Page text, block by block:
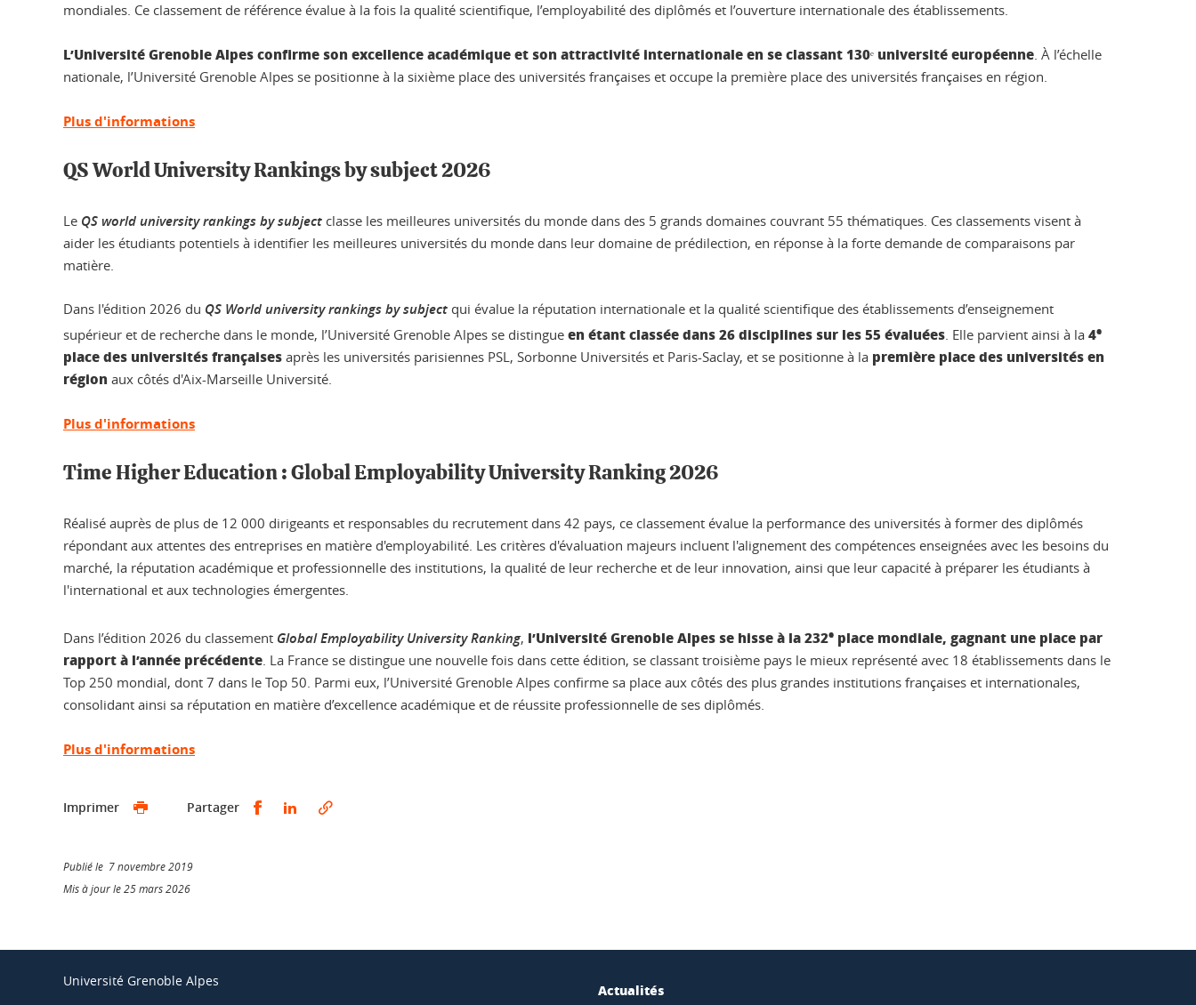
mondiales. Ce classement de référence évalue à la fois la qualité scientifique, l’employabilité des diplômés et l’ouverture internationale des établissements.
L’Université Grenoble Alpes confirme son excellence académique et son attractivité internationale en se classant 130ᵉ université européenne. À l’échelle
nationale, l’Université Grenoble Alpes se positionne à la sixième place des universités françaises et occupe la première place des universités françaises en région.
Plus d'informations
QS World University Rankings by subject 2026
Le QS world university rankings by subject classe les meilleures universités du monde dans des 5 grands domaines couvrant 55 thématiques. Ces classements visent à
aider les étudiants potentiels à identifier les meilleures universités du monde dans leur domaine de prédilection, en réponse à la forte demande de comparaisons par
matière.
Dans l'édition 2026 du QS World university rankings by subject qui évalue la réputation internationale et la qualité scientifique des établissements d’enseignement
supérieur et de recherche dans le monde, l’Université Grenoble Alpes se distingue en étant classée dans 26 disciplines sur les 55 évaluées. Elle parvient ainsi à la 4e
place des universités françaises après les universités parisiennes PSL, Sorbonne Universités et Paris-Saclay, et se positionne à la première place des universités en
région aux côtés d'Aix-Marseille Université.
Plus d'informations
Time Higher Education : Global Employability University Ranking 2026
Réalisé auprès de plus de 12 000 dirigeants et responsables du recrutement dans 42 pays, ce classement évalue la performance des universités à former des diplômés
répondant aux attentes des entreprises en matière d'employabilité. Les critères d'évaluation majeurs incluent l'alignement des compétences enseignées avec les besoins du
marché, la réputation académique et professionnelle des institutions, la qualité de leur recherche et de leur innovation, ainsi que leur capacité à préparer les étudiants à
l'international et aux technologies émergentes.
Dans l’édition 2026 du classement Global Employability University Ranking, l’Université Grenoble Alpes se hisse à la 232e place mondiale, gagnant une place par
rapport à l’année précédente. La France se distingue une nouvelle fois dans cette édition, se classant troisième pays le mieux représenté avec 18 établissements dans le
Top 250 mondial, dont 7 dans le Top 50. Parmi eux, l’Université Grenoble Alpes confirme sa place aux côtés des plus grandes institutions françaises et internationales,
consolidant ainsi sa réputation en matière d’excellence académique et de réussite professionnelle de ses diplômés.
Plus d'informations
Imprimer Partager Partager sur Facebook
Partager sur LinkedIn
Publié le 7 novembre 2019
Mis à jour le 25 mars 2026
Université Grenoble Alpes
Actualités